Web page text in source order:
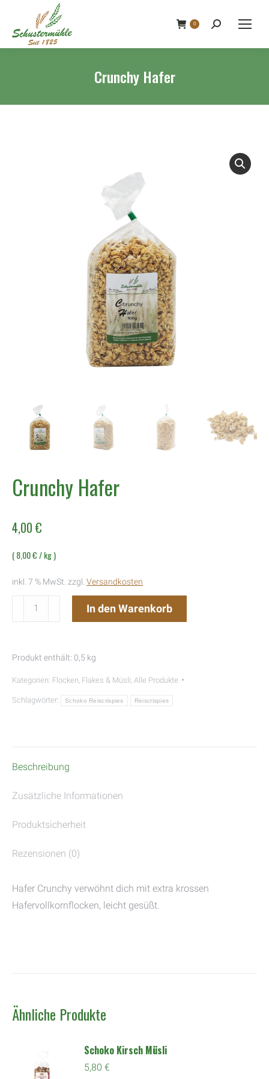
0 Search:
Crunchy Hafer
Crunchy Hafer
4,00 €
(8,00€/kg)
inkl. 7 % MwSt. zzgl. Versandkosten
Crunchy
Hafer
In den Warenkorb
Produkt enthält: 0,5 kg
Kategorien: Flocken, Flakes & Müsli Alle Produkte
Schlagwörter: Schoko Reiscrispies Reiscrispies
Beschreibung
Zusätzliche Informationen
Produktsicherheit
Rezensionen (0)
Hafer Crunchy verwöhnt dich mit extra krossen
Hafervollkornflocken, leicht gesüßt.
Ähnliche Produkte
Schoko Kirsch Müsli
5,80 €